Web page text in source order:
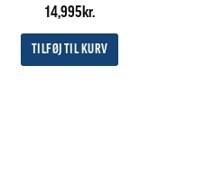
Vurderet
ud af
5
14,995kr.
TILFØJ TIL KURV